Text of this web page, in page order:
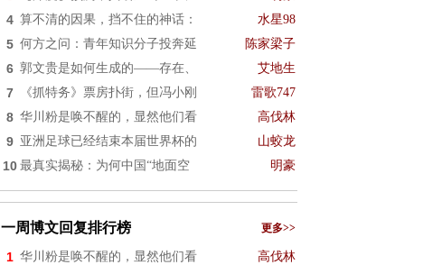
4 算不清的因果，挡不住的神话： 水星98
5 何方之问：青年知识分子投奔延 陈家梁子
6 郭文贵是如何生成的——存在、 艾地生
7 《抓特务》票房扑街，但冯小刚 雷歌747
8 华川粉是唤不醒的，显然他们看 高伐林
9 亚洲足球已经结束本届世界杯的 山蛟龙
10 最真实揭秘：为何中国“地面空 明豪
一周博文回复排行榜 更多>>
1 华川粉是唤不醒的，显然他们看 高伐林